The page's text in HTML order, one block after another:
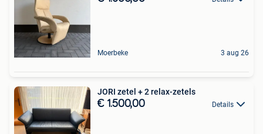
Moerbeke 3 aug 26
JORI zetel + 2 relax-zetels
€ 1.500,00 Details